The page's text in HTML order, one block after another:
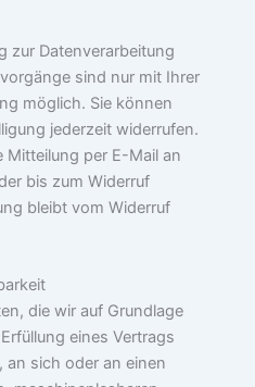
zur Datenverarbeitung
sind nur mit Ihrer
möglich. Sie können
jederzeit widerrufen.
Mitteilung per E-Mail an
bis zum Widerruf
bleibt vom Widerruf
die wir auf Grundlage
eines Vertrags
an sich oder an einen